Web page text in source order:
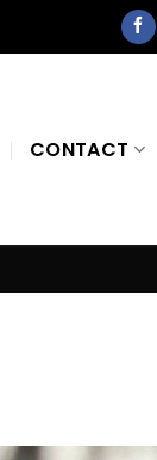
CONTACT